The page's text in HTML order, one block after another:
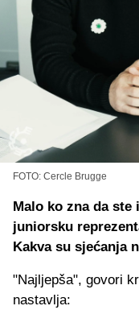
FOTO: Cercle Brugge
Malo ko zna da
juniorsku
Kakva su sjećanja
"Najljepša", govori
nastavlja: